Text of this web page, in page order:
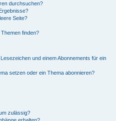
durchsuchen?
Seite?
finden?
und einem Abonnements für ein
setzen oder ein Thema abonnieren?
zulässig?